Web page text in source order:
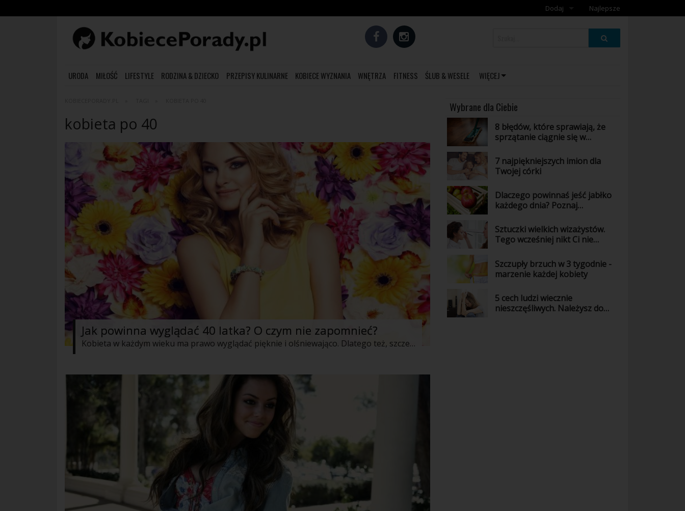
Dodaj
Najlepsze
URODA MIŁOŚĆ LIFESTYLE RODZINA & DZIECKO PRZEPISY KULINARNE KOBIECE WYZNANIA WNĘTRZA FITNESS ŚLUB & WESELE WIĘCEJ
kobieta po 40
Jak powinna wyglądać 40 latka? O czym nie zapomnieć?
Kobieta w każdym wieku ma prawo wyglądać pięknie i olśniewająco. Dlatego też, szczególnie kobiety dojrzałe powinny pamiętać o kilku szczegółach, które skutecznie poprawią ich zewnętrzną prezencję i sprawią, że one same poczują się niekiedy jak przysłowiowe milion dolarów. Jak więc powinna wyglądać zadbana 40-tka? Oto nasze wskazówki!
Wybrane dla Ciebie
8 błędów, które sprawiają, że
sprzątanie ciągnie się w
7 najpiękniejszych imion dla
Twojej córki
Dlaczego powinnaś jeść jabłko
każdego dnia? Poznaj
owocu
Sztuczki wielkich wizażystów.
Tego wcześniej nikt Ci nie
Szczupły brzuch w 3 tygodnie -
marzenie każdej kobiety
5 cech ludzi wiecznie
nieszczęśliwych. Należysz do